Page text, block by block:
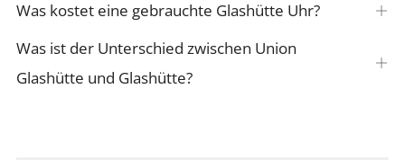
Was kostet eine gebrauchte Glashütte Uhr?
Was ist der Unterschied zwischen Union
Glashütte und Glashütte?